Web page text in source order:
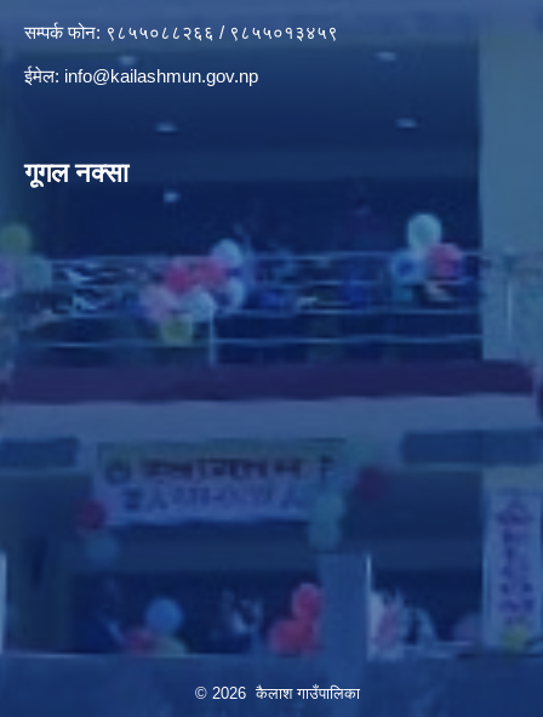
सम्पर्क फोन: ९८५५०८८२६६ / ९८५५०१३४५९
ईमेल: info@kailashmun.gov.np
गूगल नक्सा
© 2026 कैलाश गाउँपालिका